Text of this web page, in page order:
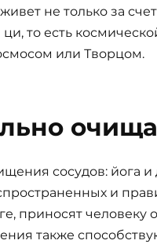
не только за
то есть
или Творцом.
сосудов: йога
и
приносят человеку
также